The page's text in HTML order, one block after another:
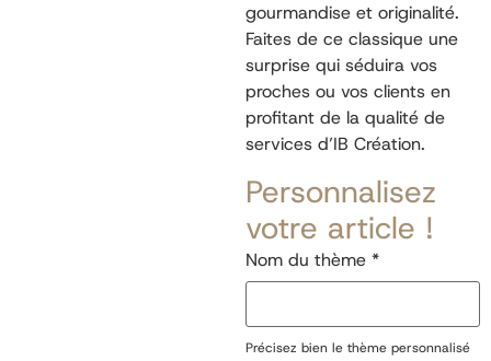
gourmandise et originalité.
Faites de ce classique une
surprise qui séduira vos
proches ou vos clients en
profitant de la qualité de
services d’IB Création.
Personnalisez
votre article !
Nom du thème *
Précisez bien le thème personnalisé